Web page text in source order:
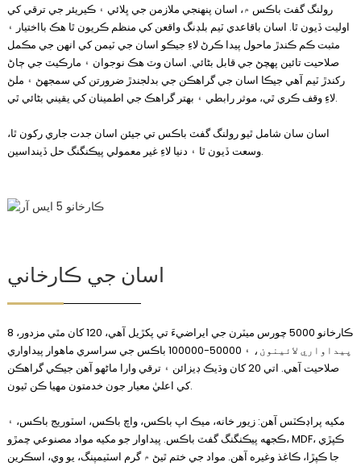
رولنگ گفٽ باڪس ۾، اسان پنهنجي ملازمن جي ڀلائي ۽ ڪيريئر جي ترقي کي
اوليت ڏيون ٿا. اسان باقاعدي ٽيم بلڊنگ واقعن کي منظم ڪريون ٿا هڪ بااختيار ۽
مثبت ڪم ڪندڙ ماحول پيدا ڪرڻ لاءِ جيڪو اسان جي ٽيمن کي انهن جي مڪمل
صلاحيت تائين پهچڻ جي قابل بڻائي. اسان وٽ هڪ نوجوان ۽ مارڪيٽ جي ڄاڻ
رکندڙ ٽيم آهي جيڪا اسان جي گراهڪن جي بدلجندڙ ضرورتن کي سمجهڻ ۽ ملڻ
لاءِ وقف ڪري ٿي، موثر رابطي ۽ بهتر گراهڪ جي اطمينان کي يقيني بڻائي ٿي.
اسان سان شامل ٿيو رولنگ گفٽ باڪس تي جيئن اسان جدت جاري رکون ٿا،
وسعت ڏيون ٿا ۽ دنيا لاءِ غير معمولي پيڪنگنگ حل ڏينداسين.
اسان جي ڪارخاني
ڪارخانو 5000 چورس ميٽرن جي ايراضيءَ تي پکڙيل آهي، 120 کان مٿي مزدور، 8
پيداواري لائينون، ۽ 50000-100000 باڪس جي سراسري ماهوار پيداواري
صلاحيت آهي. اتي 20 کان وڌيڪ ڊيزائن ۽ ترقي وارا ماڻهو آهن جيڪي گراهڪن
کي اعليٰ معيار جون خدمتون مهيا ڪن ٿيون.
مکيه پراڊڪٽس آهن: زيور خانه، ميڪ اپ باڪس، واچ باڪس، اسٽوريج باڪس، ۽
ڪجهه پيڪنگنگ گفٽ باڪس. پيداوار جو مکيه مواد مصنوعي چمڙو، MDF، ڪپڙي
جا ڪپڙا، ڪاغذ وغيره آهن. مواد جي ختم ٿيڻ ۾ گرم اسٽيمپنگ، يو وي، اسڪرين